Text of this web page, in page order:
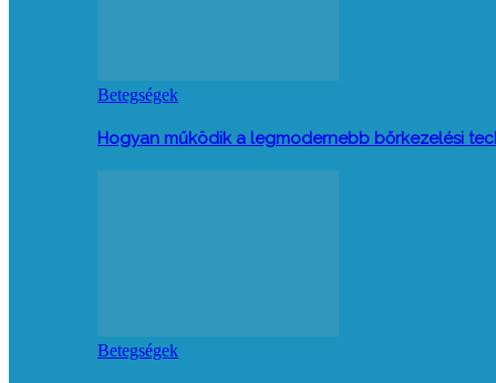
Betegségek
Hogyan működik a legmodernebb bőrkezelési
Betegségek